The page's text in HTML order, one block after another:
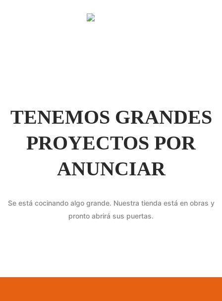
TENEMOS GRANDES
PROYECTOS POR
ANUNCIAR
Se está cocinando algo grande. Nuestra tienda está en obras y
pronto abrirá sus puertas.